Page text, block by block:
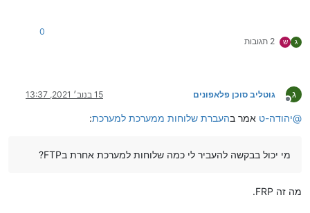
ג ש 2 תגובות
0
ג
מנותק
גוטליב סוכן פלאפונים 15 בנוב׳ 2021, 13:37
@יהודה-ט אמר בהעברת שלוחות ממערכת למערכת:
מי יכול בבקשה להעביר לי כמה שלוחות למערכת אחרת בFTP?
מה זה FRP.